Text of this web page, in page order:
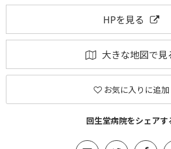
HPを見る
大きな地図で見
お気に入りに追加
回生堂病院をシェアす